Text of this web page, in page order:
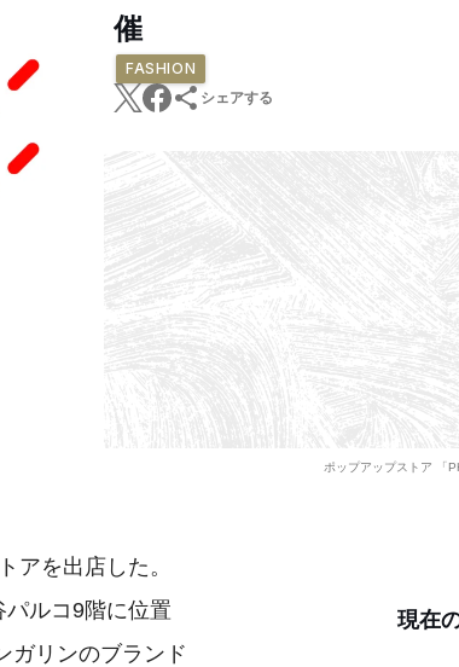
催
FASHION
シェアする
ポップアップストア 「
アを出店した。
ルコ9階に位置
ガリンのブランド
現在